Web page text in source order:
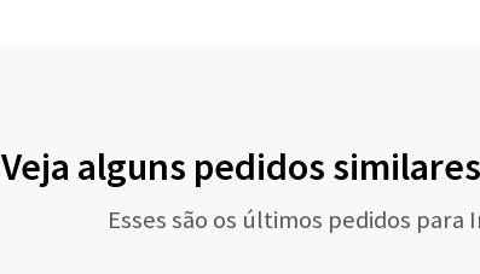
Veja alguns pedidos
Esses são os últimos pedidos para